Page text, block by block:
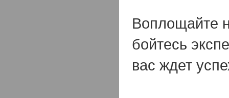
Воплощайте
бойтесь
вас ждет